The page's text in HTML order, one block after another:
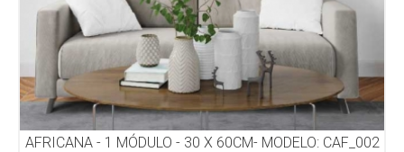
AFRICANA - 1 MÓDULO - 30 X 60CM- MODELO: CAF_002